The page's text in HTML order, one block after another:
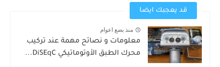
قد يعجبك ايضا
منذ بضع اعوام
معلومات و نصائح مهمة عند تركيب
محرك الطبق الأوتوماتيكي DiSEqC...